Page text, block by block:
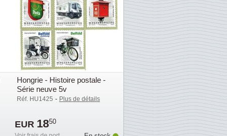
Hongrie - Histoire postale -
Série neuve 5v
Réf. HU1425 - Plus de détails
EUR 1850